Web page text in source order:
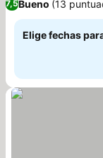
7,5Bueno (13
Elige fechas